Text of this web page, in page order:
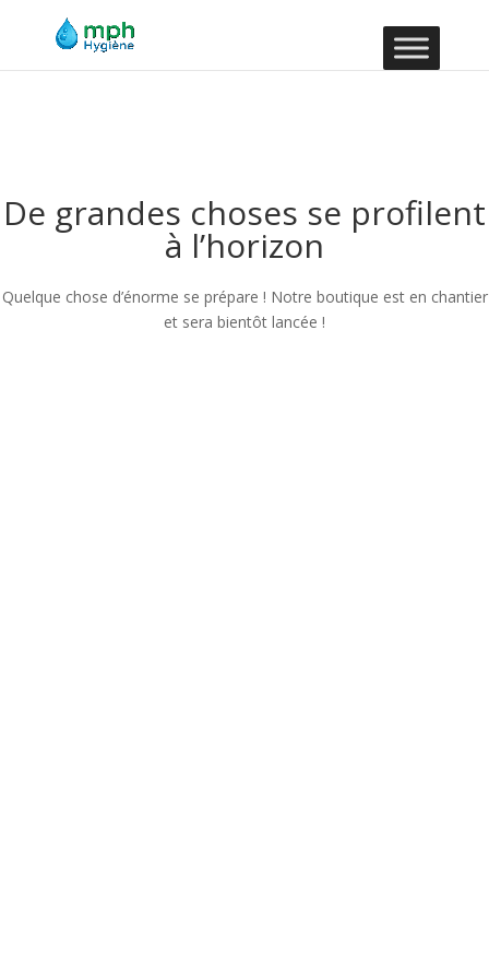
De grandes choses se profilent
à l’horizon
Quelque chose d’énorme se prépare ! Notre boutique est en chantier
et sera bientôt lancée !